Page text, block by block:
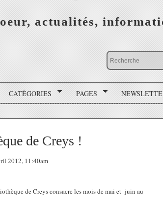
actualités,
CATÉGORIES PAGES
de Creys !
2012, 11:40am
de Creys consacre les mois de mai et juin au